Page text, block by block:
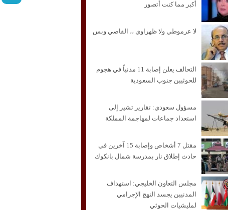
أكبر مما كنت أتصور
لا عرموطي ولا ظهراوي ،، القاضي وبس
التحالف يعلن إصابة 11 مدنياً في هجوم
للحوثيين جنوب السعودية
مسؤول سعودي: تقارير تشير إلى
استعداد جماعات لمهاجمة المملكة
مقتل 7 أشخاص وإصابة 15 آخرين في
حادث إطلاق نار بمدرسة شمال بانكوك
مجلس التعاون الخليجي: استهداف
المدنيين يجسد النهج الإجرامي
لمليشيات الحوثي